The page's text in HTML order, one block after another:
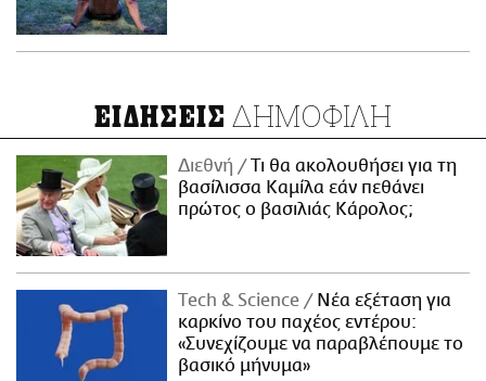
ΕΙΔΗΣΕΙΣ ΔΗΜΟΦΙΛΗ
Διεθνή
Τι θα ακολουθήσει για τη
βασίλισσα Καμίλα εάν πεθάνει
πρώτος ο βασιλιάς Κάρολος;
Τech & Science
Νέα εξέταση για
καρκίνο του παχέος εντέρου:
«Συνεχίζουμε να παραβλέπουμε το
βασικό μήνυμα»